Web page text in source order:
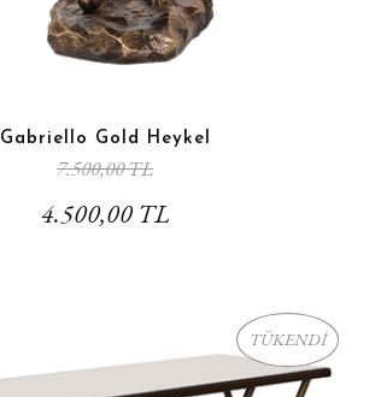
Gabriello Gold Heykel
7.500,00 TL
4.500,00 TL
TÜKENDİ